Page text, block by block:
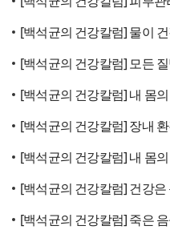
[백석균의 건강칼럼] 물이
[백석균의 건강칼럼] 모든
[백석균의 건강칼럼] 내 몸
[백석균의 건강칼럼] 장내
[백석균의 건강칼럼] 내 몸
[백석균의 건강칼럼] 건강
[백석균의 건강칼럼] 죽은